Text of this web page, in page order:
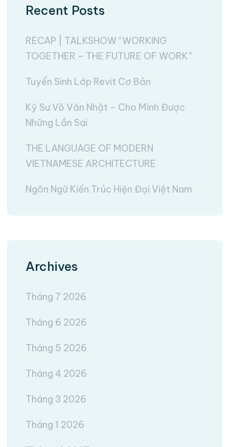
Recent Posts
RECAP | TALKSHOW “WORKING
TOGETHER – THE FUTURE OF WORK”
Tuyển Sinh Lớp Revit Cơ Bản
Kỹ Sư Võ Văn Nhật – Cho Mình Được
Những Lần Sai
THE LANGUAGE OF MODERN
VIETNAMESE ARCHITECTURE
Ngôn Ngữ Kiến Trúc Hiện Đại Việt Nam
Archives
Tháng 7 2026
Tháng 6 2026
Tháng 5 2026
Tháng 4 2026
Tháng 3 2026
Tháng 1 2026